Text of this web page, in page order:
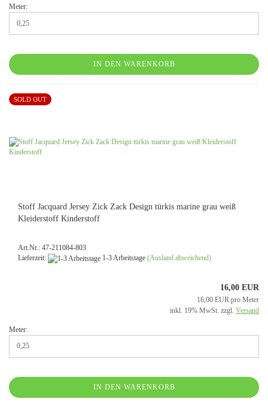
Meter:
IN DEN WARENKORB
SOLD OUT
Stoff Jacquard Jersey Zick Zack Design türkis marine grau weiß
Kleiderstoff Kinderstoff
Art.Nr.: 47-211084-803
Lieferzeit:
1-3 Arbeitstage (Ausland abweichend)
16,00 EUR
16,00 EUR pro Meter
inkl. 19% MwSt. zzgl. Versand
Meter:
IN DEN WARENKORB